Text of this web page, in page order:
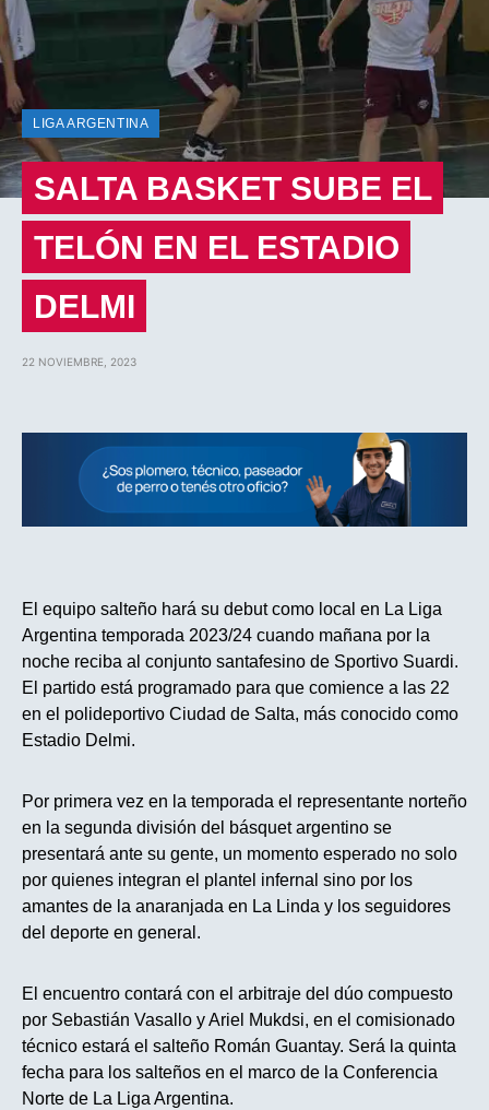
LIGA ARGENTINA
SALTA BASKET SUBE EL
TELÓN EN EL ESTADIO
DELMI
22 NOVIEMBRE, 2023
El equipo salteño hará su debut como local en La Liga
Argentina temporada 2023/24 cuando mañana por la
noche reciba al conjunto santafesino de Sportivo Suardi.
El partido está programado para que comience a las 22
en el polideportivo Ciudad de Salta, más conocido como
Estadio Delmi.
Por primera vez en la temporada el representante norteño
en la segunda división del básquet argentino se
presentará ante su gente, un momento esperado no solo
por quienes integran el plantel infernal sino por los
amantes de la anaranjada en La Linda y los seguidores
del deporte en general.
El encuentro contará con el arbitraje del dúo compuesto
por Sebastián Vasallo y Ariel Mukdsi, en el comisionado
técnico estará el salteño Román Guantay. Será la quinta
fecha para los salteños en el marco de la Conferencia
Norte de La Liga Argentina.